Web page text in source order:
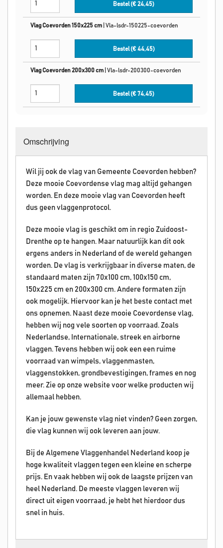
Bestel (€24,45)
Vlag Coevorden 150x225 cm Vla-lsdr-150225-coevorden
Bestel (€44,45)
Vlag Coevorden 200x300 cm Vla-lsdr-200300-coevorden
Bestel (€74,45)
Omschrijving
Wil jij ook de vlag van Gemeente Coevorden hebben?
Deze mooie Coevordense vlag mag altijd gehangen
worden. En deze mooie vlag van Coevorden heeft
dus geen vlaggenprotocol.
Deze mooie vlag is geschikt om in regio Zuidoost-
Drenthe op te hangen. Maar natuurlijk kan dit ook
ergens anders in Nederland of de wereld gehangen
worden. De vlag is verkrijgbaar in diverse maten, de
standaard maten zijn 70x100 cm, 100x150 cm,
150x225 cm en 200x300 cm. Andere formaten zijn
ook mogelijk. Hiervoor kan je het beste contact met
ons opnemen. Naast deze mooie Coevordense vlag,
hebben wij nog vele soorten op voorraad. Zoals
Nederlandse, Internationale, streek en airborne
vlaggen. Tevens hebben wij ook een een ruime
voorraad van wimpels, vlaggenmasten,
vlaggenstokken, grondbevestigingen, frames en nog
meer. Zie op onze website voor welke producten wij
allemaal hebben.
Kan je jouw gewenste vlag niet vinden? Geen zorgen,
die vlag kunnen wij ook leveren aan jouw.
Bij de Algemene Vlaggenhandel Nederland koop je
hoge kwaliteit vlaggen tegen een kleine en scherpe
prijs. En vaak hebben wij ook de laagste prijzen van
heel Nederland. De meeste vlaggen leveren wij
direct uit eigen voorraad, je hebt het hierdoor dus
snel in huis.